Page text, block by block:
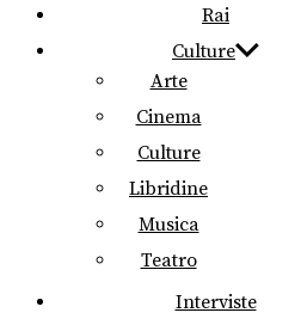
Rai
Culture
Arte
Cinema
Culture
Libridine
Musica
Teatro
Interviste